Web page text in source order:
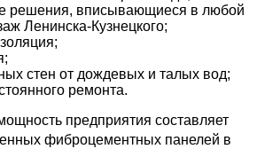
решения, вписывающиеся в любой
Ленинска-Кузнецкого;
стен от дождевых и талых вод;
ремонта.
предприятия составляет
фиброцементных панелей в